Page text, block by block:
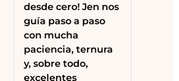
desde cero! Jen nos
guía paso a paso
con mucha
paciencia, ternura
y, sobre todo,
excelentes